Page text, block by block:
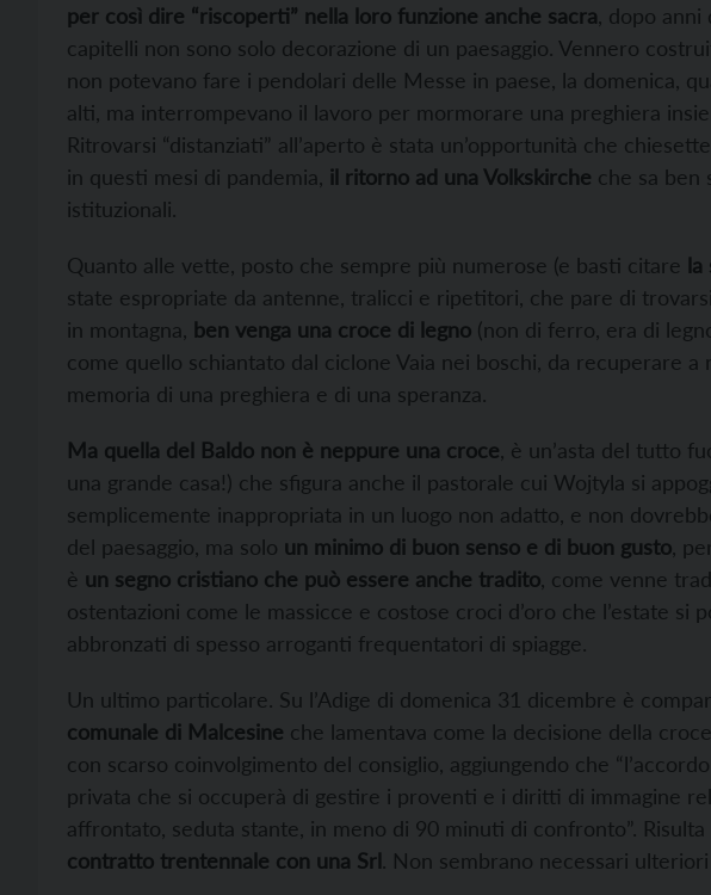
per così dire “riscoperti” nella loro funzione anche sacra , dopo
capitelli non sono solo decorazione di un paesaggio. Vennero
non potevano fare i pendolari delle Messe in paese, la domenica,
alti, ma interrompevano il lavoro per mormorare una preghiera
Ritrovarsi “distanziati” all’aperto è stata un’opportunità che
in questi mesi di pandemia, il ritorno ad una Volkskirche che sa ben
istituzionali.
Quanto alle vette, posto che sempre più numerose (e basti citare la
state espropriate da antenne, tralicci e ripetitori, che pare di
in montagna, ben venga una croce di legno (non di ferro, era di
come quello schiantato dal ciclone Vaia nei boschi, da recuperare a
memoria di una preghiera e di una speranza.
Ma quella del Baldo non è neppure una croce , è un’asta del tutto
una grande casa!) che sfigura anche il pastorale cui Wojtyla si
semplicemente inappropriata in un luogo non adatto, e non
del paesaggio, ma solo un minimo di buon senso e di buon gusto ,
è un segno cristiano che può essere anche tradito , come venne
ostentazioni come le massicce e costose croci d’oro che l’estate si
abbronzati di spesso arroganti frequentatori di spiagge.
Un ultimo particolare. Su l’Adige di domenica 31 dicembre è
comunale di Malcesine che lamentava come la decisione della
con scarso coinvolgimento del consiglio, aggiungendo che
privata che si occuperà di gestire i proventi e i diritti di immagine
affrontato, seduta stante, in meno di 90 minuti di confronto”.
contratto trentennale con una Srl. Non sembrano necessari